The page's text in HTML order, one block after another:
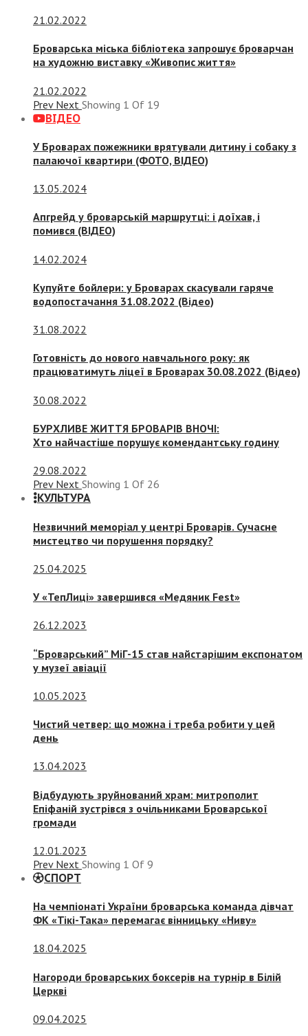
21.02.2022
Броварська міська бібліотека запрошує броварчан
на художню виставку «Живопис життя»
21.02.2022
Prev Next Showing 1 Of 19
ВІДЕО
У Броварах пожежники врятували дитину і собаку з
палаючої квартири (ФОТО, ВІДЕО)
13.05.2024
Апгрейд у броварській маршрутці: і доїхав, і
помився (ВІДЕО)
14.02.2024
Купуйте бойлери: у Броварах скасували гаряче
водопостачання 31.08.2022 (Відео)
31.08.2022
Готовність до нового навчального року: як
працюватимуть ліцеї в Броварах 30.08.2022 (Відео)
30.08.2022
БУРХЛИВЕ ЖИТТЯ БРОВАРІВ ВНОЧІ:
Хто найчастіше порушує комендантську годину
29.08.2022
Prev Next Showing 1 Of 26
КУЛЬТУРА
Незвичний меморіал у центрі Броварів. Сучасне
мистецтво чи порушення порядку?
25.04.2025
У «ТепЛиці» завершився «Медяник Fest»
26.12.2023
“Броварський” МіГ-15 став найстарішим експонатом
у музеї авіації
10.05.2023
Чистий четвер: що можна і треба робити у цей
день
13.04.2023
Відбудують зруйнований храм: митрополит
Епіфаній зустрівся з очільниками Броварської
громади
12.01.2023
Prev Next Showing 1 Of 9
СПОРТ
На чемпіонаті України броварська команда дівчат
ФК «Тікі-Така» перемагає вінницьку «Ниву»
18.04.2025
Нагороди броварських боксерів на турнір в Білій
Церкві
09.04.2025